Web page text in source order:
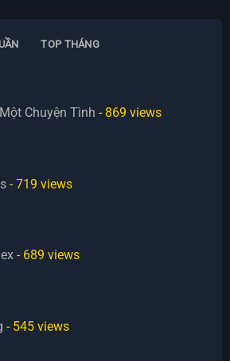
TOP THÁNG
Chuyện Tình - 869 views
- 719 views
- 689 views
- 545 views